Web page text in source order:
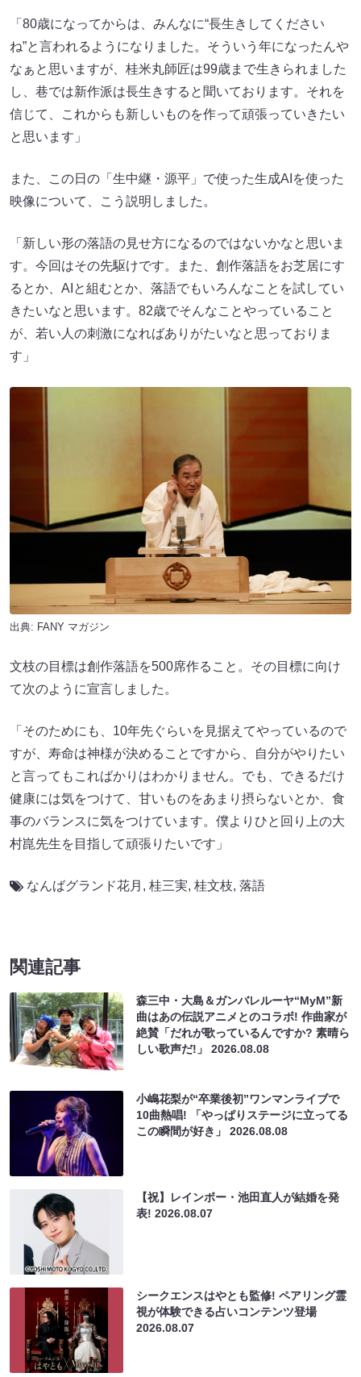
「80歳になってからは、みんなに“長生きしてください
ね”と言われるようになりました。そういう年になったんや
なぁと思いますが、桂米丸師匠は99歳まで生きられました
し、巷では新作派は長生きすると聞いております。それを
信じて、これからも新しいものを作って頑張っていきたい
と思います」
また、この日の「生中継・源平」で使った生成AIを使った
映像について、こう説明しました。
「新しい形の落語の見せ方になるのではないかなと思いま
す。今回はその先駆けです。また、創作落語をお芝居にす
るとか、AIと組むとか、落語でもいろんなことを試してい
きたいなと思います。82歳でそんなことやっていること
が、若い人の刺激になればありがたいなと思っておりま
す」
出典: FANY マガジン
文枝の目標は創作落語を500席作ること。その目標に向け
て次のように宣言しました。
「そのためにも、10年先ぐらいを見据えてやっているので
すが、寿命は神様が決めることですから、自分がやりたい
と言ってもこればかりはわかりません。でも、できるだけ
健康には気をつけて、甘いものをあまり摂らないとか、食
事のバランスに気をつけています。僕よりひと回り上の大
村崑先生を目指して頑張りたいです」
なんばグランド花月 , 桂三実, 桂文枝, 落語
関連記事
森三中・大島＆ガンバレルーヤ“MyM”新
曲はあの伝説アニメとのコラボ! 作曲家が
絶賛「だれが歌っているんですか? 素晴ら
しい歌声だ!」2026.08.08
小嶋花梨が“卒業後初”ワンマンライブで
10曲熱唱! 「やっぱりステージに立ってる
この瞬間が好き」2026.08.08
【祝】レインボー・池田直人が結婚を発
表!2026.08.07
シークエンスはやとも監修! ペアリング霊
視が体験できる占いコンテンツ登場
2026.08.07